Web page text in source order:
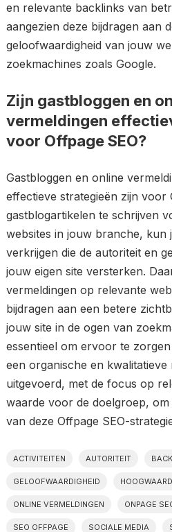
en relevante backlinks van
aangezien deze bijdragen aan
geloofwaardigheid van jouw
zoekmachines zoals Google.
Zijn gastbloggen en
vermeldingen
voor Offpage SEO?
Gastbloggen en online
effectieve strategieën zijn voor
gastblogartikelen te schrijven
websites in jouw branche, kun
verkrijgen die de autoriteit en
jouw eigen site versterken.
vermeldingen op relevante
bijdragen aan een betere
jouw site in de ogen van
essentieel om ervoor te
een organische en kwalitatieve
uitgevoerd, met de focus op
waarde voor de doelgroep,
van deze Offpage SEO-
ACTIVITEITEN AUTORITEIT
GELOOFWAARDIGHEID
ONLINE VERMELDINGEN ONPAGE
SEO OFFPAGE SOCIALE MEDIA